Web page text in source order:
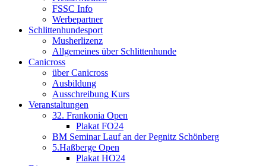
FSSC Info
Werbepartner
Schlittenhundesport
Musherlizenz
Allgemeines über Schlittenhunde
Canicross
über Canicross
Ausbildung
Ausschreibung Kurs
Veranstaltungen
32. Frankonia Open
Plakat FO24
BM Seminar Lauf an der Pegnitz Schönberg
5.Haßberge Open
Plakat HO24